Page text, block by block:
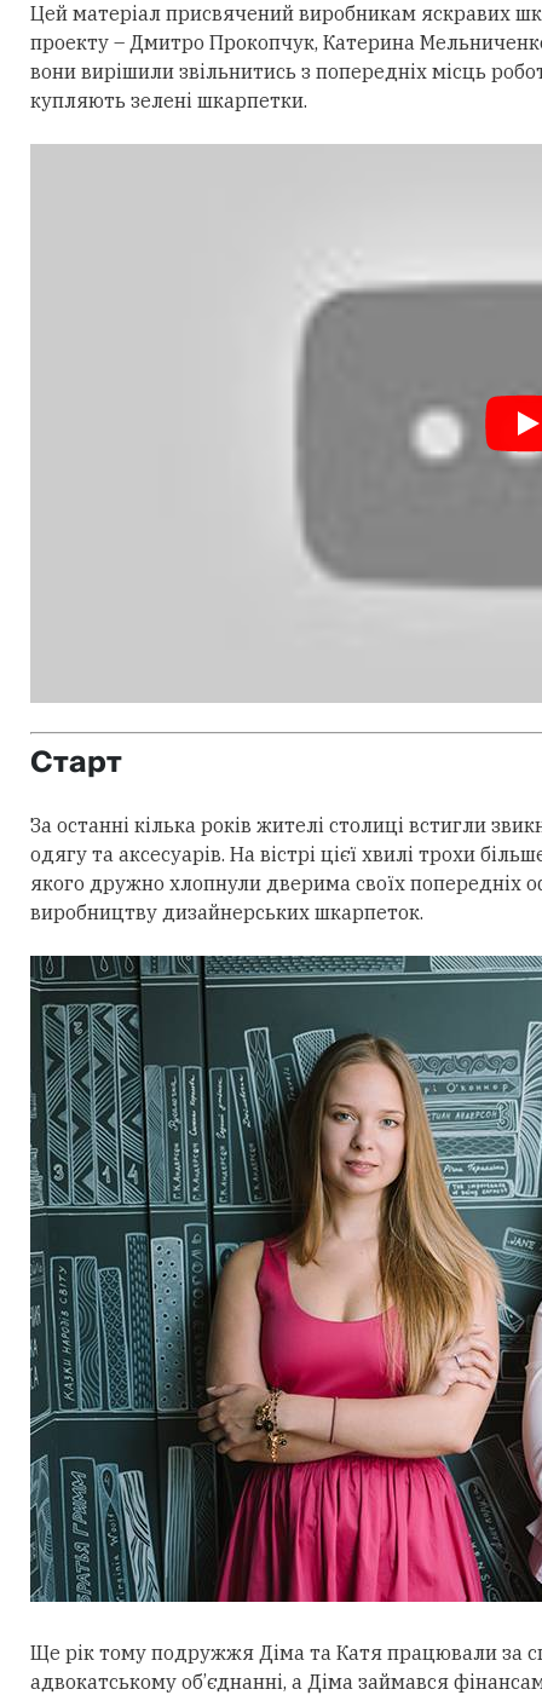
Цей матеріал присвячений виробникам яскравих
проекту – Дмитро Прокопчук, Катерина
вони вирішили звільнитись з попередніх місць
купляють зелені шкарпетки.
Старт
За останні кілька років жителі столиці встигли
одягу та аксесуарів. На вістрі цієї хвилі трохи
якого дружно хлопнули дверима своїх попередніх
виробництву дизайнерських шкарпеток.
Ще рік тому подружжя Діма та Катя працювали за
адвокатському об’єднанні, а Діма займався